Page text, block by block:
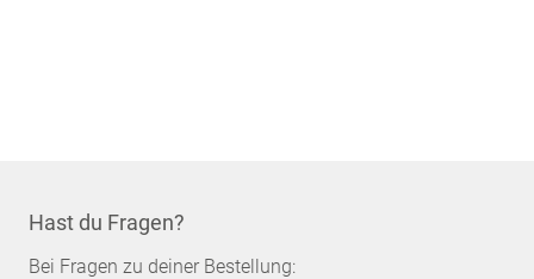
Hast du Fragen?
Bei Fragen zu deiner Bestellung: